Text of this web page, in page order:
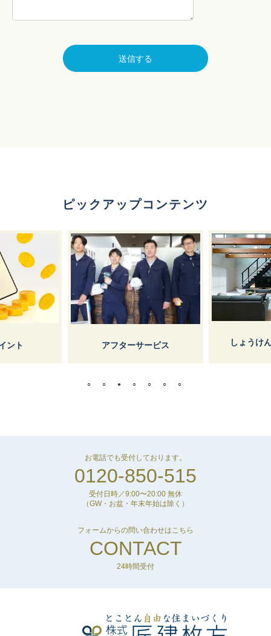
送信する
ピックアップコンテンツ
ント アフターサービス しょうけ
お電話でも受付しております。
0120-850-515
受付日時／9:00〜20:00 無休
（GW・お盆・年末年始は除く）
フォームからの問い合わせはこちら
CONTACT
24時間受付